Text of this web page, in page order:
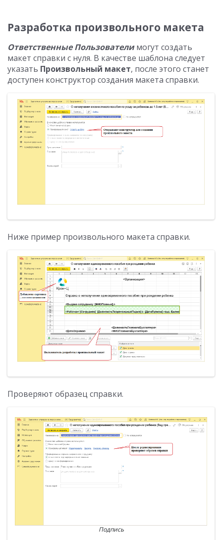
Разработка произвольного макета
Ответственные Пользователимогут создать
макет справки с нуля. В качестве шаблона следует
указать Произвольный макет, после этого станет
доступен конструктор создания макета справки.
Ниже пример произвольного макета справки.
Проверяют образец справки.
Подпись